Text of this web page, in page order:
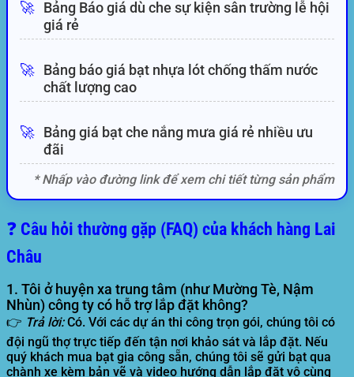
🚀
Bảng Báo giá dù che sự kiện sân trường lễ hội
giá rẻ
🚀
Bảng báo giá bạt nhựa lót chống thấm nước
chất lượng cao
🚀
Bảng giá bạt che nắng mưa giá rẻ nhiều ưu
đãi
* Nhấp vào đường link để xem chi tiết từng sản phẩm
❓ Câu hỏi thường gặp (FAQ) của khách hàng Lai
Châu
1. Tôi ở huyện xa trung tâm (như Mường Tè, Nậm
Nhùn) công ty có hỗ trợ lắp đặt không?
👉 Trả lời:Có. Với các dự án thi công trọn gói, chúng tôi có
đội ngũ thợ trực tiếp đến tận nơi khảo sát và lắp đặt. Nếu
quý khách mua bạt gia công sẵn, chúng tôi sẽ gửi bạt qua
chành xe kèm bản vẽ và video hướng dẫn lắp đặt vô cùng